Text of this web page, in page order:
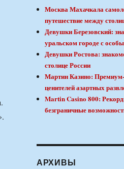
Москва Махачкала
путешествие между
Девушки Березовский:
уральском городе с
Девушки Ростова:
столице России
Мартин Казино:
ценителей азартных
Martin Casino 800:
безграничные
АРХИВЫ